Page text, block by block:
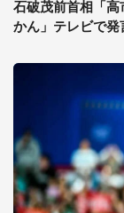
石破茂前首相「
かん」テレビで発